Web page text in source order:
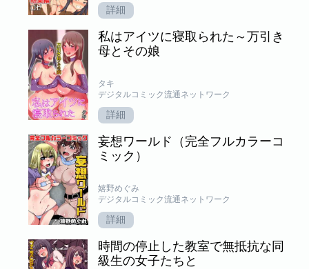
詳細
私はアイツに寝取られた～万引き
母とその娘
タキ
デジタルコミック流通ネットワーク
詳細
妄想ワールド（完全フルカラーコ
ミック）
嬉野めぐみ
デジタルコミック流通ネットワーク
詳細
時間の停止した教室で無抵抗な同
級生の女子たちと